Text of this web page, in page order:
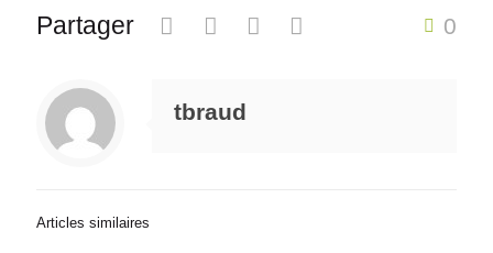
Partager 0
tbraud
Articles similaires